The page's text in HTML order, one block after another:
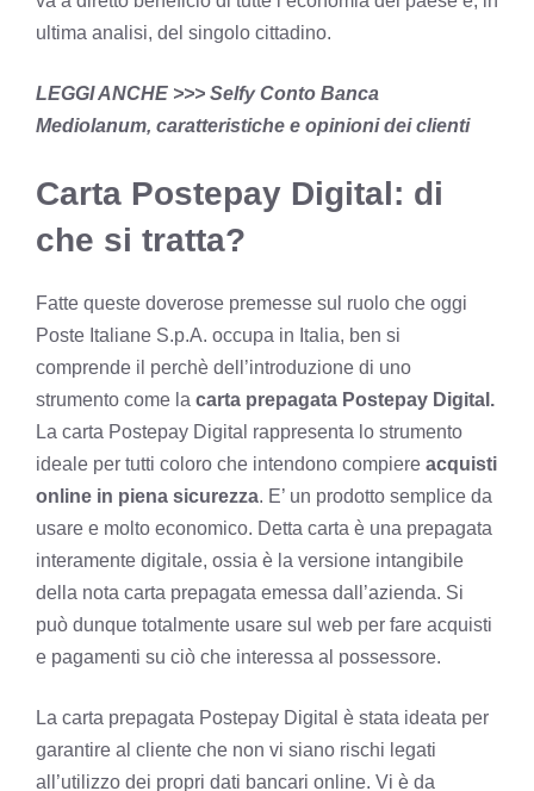
ultima analisi, del singolo cittadino.
LEGGI ANCHE >>> Selfy Conto Banca
Mediolanum, caratteristiche e opinioni dei clienti
Carta Postepay Digital: di
che si tratta?
Fatte queste doverose premesse sul ruolo che oggi
Poste Italiane S.p.A. occupa in Italia, ben si
comprende il perchè dell’introduzione di uno
strumento come la carta prepagata Postepay Digital.
La carta Postepay Digital rappresenta lo strumento
ideale per tutti coloro che intendono compiere acquisti
online in piena sicurezza. E’ un prodotto semplice da
usare e molto economico. Detta carta è una prepagata
interamente digitale, ossia è la versione intangibile
della nota carta prepagata emessa dall’azienda. Si
può dunque totalmente usare sul web per fare acquisti
e pagamenti su ciò che interessa al possessore.
La carta prepagata Postepay Digital è stata ideata per
garantire al cliente che non vi siano rischi legati
all’utilizzo dei propri dati bancari online. Vi è da